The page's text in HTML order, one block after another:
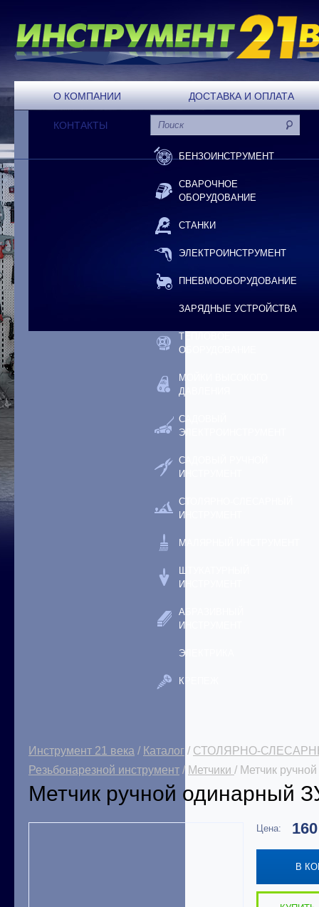
О КОМПАНИИ ДОСТАВКА И ОПЛАТА
КОНТАКТЫ
БЕНЗОИНСТРУМЕНТ
СВАРОЧНОЕ
ОБОРУДОВАНИЕ
СТАНКИ
ЭЛЕКТРОИНСТРУМЕНТ
ПНЕВМООБОРУДОВАНИЕ
ЗАРЯДНЫЕ УСТРОЙСТВА
ТЕПЛОВОЕ
ОБОРУДОВАНИЕ
МОЙКИ ВЫСОКОГО
ДАВЛЕНИЯ
САДОВЫЙ
ЭЛЕКТРОИНСТРУМЕНТ
САДОВЫЙ РУЧНОЙ
ИНСТРУМЕНТ
СТОЛЯРНО-СЛЕСАРНЫЙ
ИНСТРУМЕНТ
МАЛЯРНЫЙ ИНСТРУМЕНТ
ШТУКАТУРНЫЙ
ИНСТРУМЕНТ
АБРАЗИВНЫЙ
ИНСТРУМЕНТ
ЭЛЕКТРИКА
КРЕПЕЖ
Инструмент 21 века / Каталог / СТОЛЯРНО-
Резьбонарезной инструмент / Метчики / Метчик
Метчик ручной одинарный
Цена:
В